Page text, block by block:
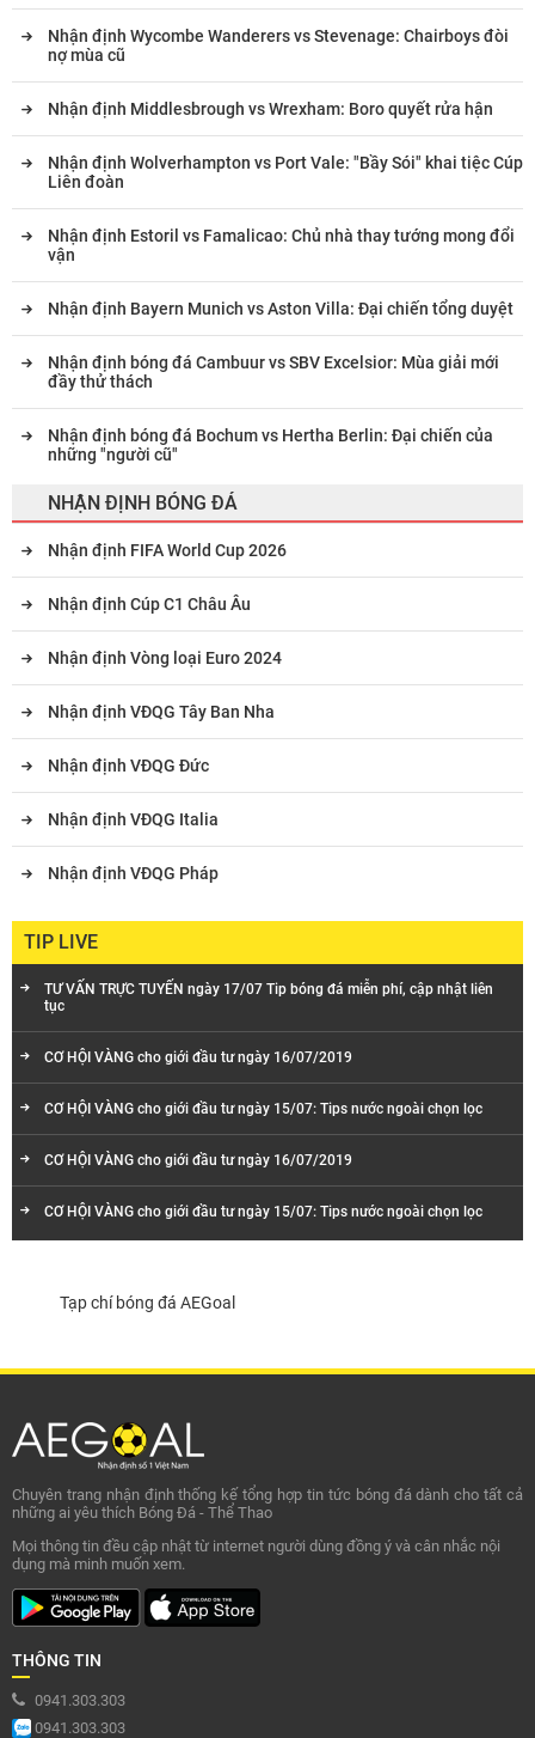
Nhận định Wycombe Wanderers vs Stevenage: Chairboys đòi
nợ mùa cũ
Nhận định Middlesbrough vs Wrexham: Boro quyết rửa hận
Nhận định Wolverhampton vs Port Vale: "Bầy Sói" khai tiệc Cúp
Liên đoàn
Nhận định Estoril vs Famalicao: Chủ nhà thay tướng mong đổi
vận
Nhận định Bayern Munich vs Aston Villa: Đại chiến tổng duyệt
Nhận định bóng đá Cambuur vs SBV Excelsior: Mùa giải mới
đầy thử thách
Nhận định bóng đá Bochum vs Hertha Berlin: Đại chiến của
những "người cũ"
NHẬN ĐỊNH BÓNG ĐÁ
Nhận định FIFA World Cup 2026
Nhận định Cúp C1 Châu Âu
Nhận định Vòng loại Euro 2024
Nhận định VĐQG Tây Ban Nha
Nhận định VĐQG Đức
Nhận định VĐQG Italia
Nhận định VĐQG Pháp
TIP LIVE
TƯ VẤN TRỰC TUYẾN ngày 17/07 Tip bóng đá miễn phí, cập nhật liên
tục
CƠ HỘI VÀNG cho giới đầu tư ngày 16/07/2019
CƠ HỘI VÀNG cho giới đầu tư ngày 15/07: Tips nước ngoài chọn lọc
CƠ HỘI VÀNG cho giới đầu tư ngày 16/07/2019
CƠ HỘI VÀNG cho giới đầu tư ngày 15/07: Tips nước ngoài chọn lọc
Tạp chí bóng đá AEGoal
Chuyên trang nhận định thống kế tổng hợp tin tức bóng đá dành cho tất cả
những ai yêu thích Bóng Đá - Thể Thao
Mọi thông tin đều cập nhật từ internet người dùng đồng ý và cân nhắc nội
dụng mà minh muốn xem.
THÔNG TIN
0941.303.303
0941.303.303